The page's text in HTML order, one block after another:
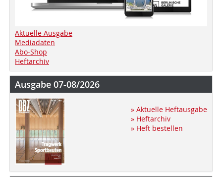
Aktuelle Ausgabe
Mediadaten
Abo-Shop
Heftarchiv
Ausgabe 07-08/2026
» Aktuelle Heftausgabe
» Heftarchiv
» Heft bestellen